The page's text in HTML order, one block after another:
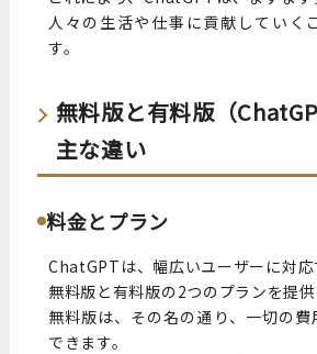
人々の生活や仕事に貢献していく
す。
無料版と有料版（
主な違い
料金とプラン
ChatGPTは、幅広いユーザーに対応
無料版と有料版の2つのプランを提供
無料版は、その名の通り、一切の費
できます。